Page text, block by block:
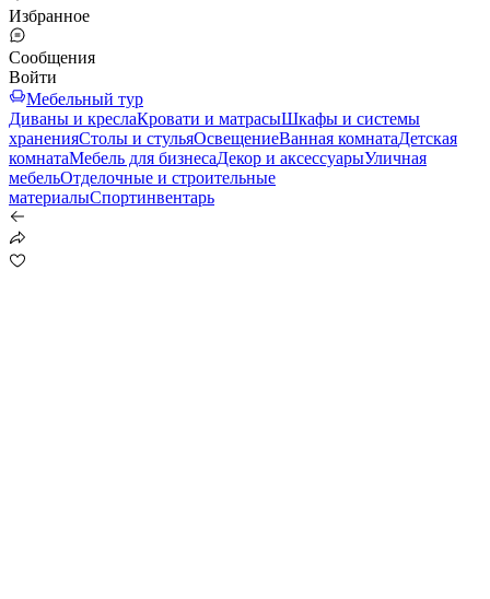
Избранное
Сообщения
Войти
Мебельный тур
Диваны и креслаКровати и матрасыШкафы и системы
храненияСтолы и стульяОсвещениеВанная комнатаДетская
комнатаМебель для бизнесаДекор и аксессуарыУличная
мебельОтделочные и строительные
материалыСпортинвентарь